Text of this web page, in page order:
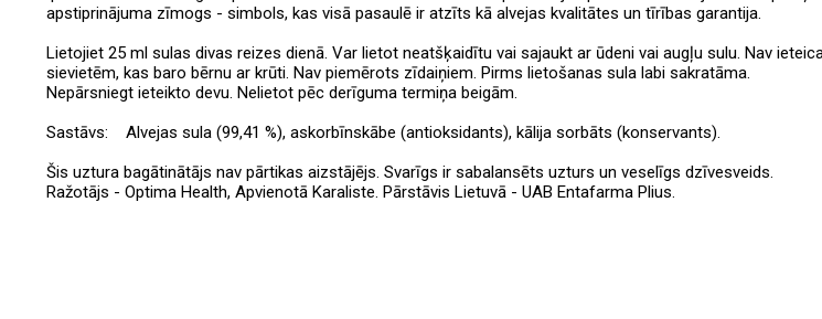
apstiprinājuma zīmogs - simbols, kas visā pasaulē ir atzīts kā alvejas kvalitātes un tīrības garantija.
Lietojiet 25 ml sulas divas reizes dienā. Var lietot neatšķaidītu vai sajaukt ar ūdeni vai augļu sulu. Nav
sievietēm, kas baro bērnu ar krūti. Nav piemērots zīdaiņiem. Pirms lietošanas sula labi sakratāma.
Nepārsniegt ieteikto devu. Nelietot pēc derīguma termiņa beigām.
Sastāvs: Alvejas sula (99,41 %), askorbīnskābe (antioksidants), kālija sorbāts (konservants).
Šis uztura bagātinātājs nav pārtikas aizstājējs. Svarīgs ir sabalansēts uzturs un veselīgs dzīvesveids.
Ražotājs - Optima Health, Apvienotā Karaliste. Pārstāvis Lietuvā - UAB Entafarma Plius.